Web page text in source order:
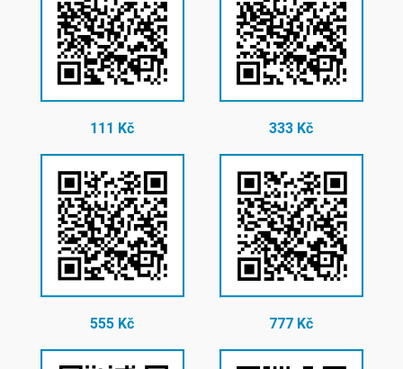
111 Kč 333 Kč
555 Kč 777 Kč